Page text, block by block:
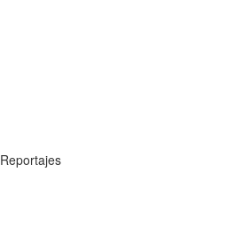
Reportajes